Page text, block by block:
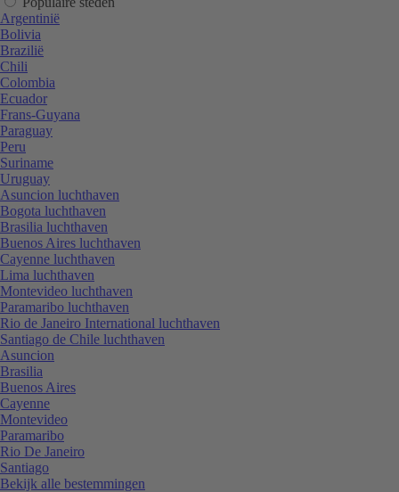
Argentinië
Bolivia
Brazilië
Chili
Colombia
Ecuador
Frans-Guyana
Paraguay
Peru
Suriname
Uruguay
Asuncion luchthaven
Bogota luchthaven
Brasilia luchthaven
Buenos Aires luchthaven
Cayenne luchthaven
Lima luchthaven
Montevideo luchthaven
Paramaribo luchthaven
Rio de Janeiro International luchthaven
Santiago de Chile luchthaven
Asuncion
Brasilia
Buenos Aires
Cayenne
Montevideo
Paramaribo
Rio De Janeiro
Santiago
Bekijk alle bestemmingen